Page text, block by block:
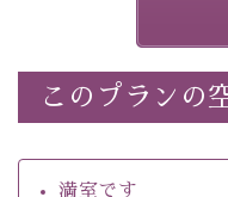
・チェックイン15時、
・朝夕個室料亭で個
このプランの
満室です